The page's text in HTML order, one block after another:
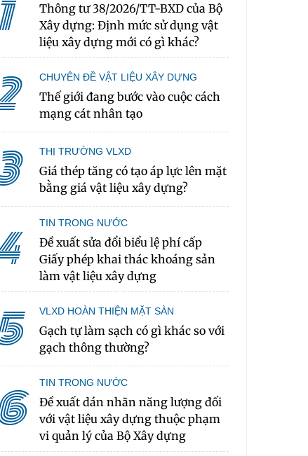
Thông tư 38/2026/TT-BXD của Bộ
Xây dựng: Định mức sử dụng vật
liệu xây dựng mới có gì khác?
CHUYÊN ĐỀ VẬT LIỆU XÂY DỰNG
Thế giới đang bước vào cuộc cách
mạng cát nhân tạo
THỊ TRƯỜNG VLXD
Giá thép tăng có tạo áp lực lên mặt
bằng giá vật liệu xây dựng?
TIN TRONG NƯỚC
Đề xuất sửa đổi biểu lệ phí cấp
Giấy phép khai thác khoáng sản
làm vật liệu xây dựng
VLXD HOÀN THIỆN MẶT SÀN
Gạch tự làm sạch có gì khác so với
gạch thông thường?
TIN TRONG NƯỚC
Đề xuất dán nhãn năng lượng đối
với vật liệu xây dựng thuộc phạm
vi quản lý của Bộ Xây dựng